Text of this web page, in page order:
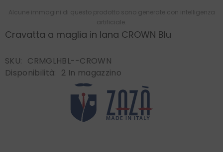
Alcune immagini di questo prodotto sono generate con intelligenza
artificiale.
Cravatta a maglia in lana CROWN Blu
SKU: CRMGLHBL--CROWN
Disponibilità: 2 In magazzino